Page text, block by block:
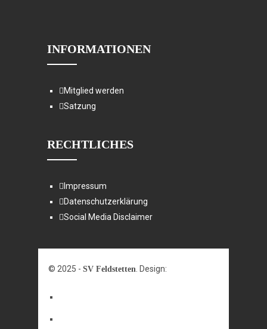
INFORMATIONEN
Mitglied werden
Satzung
RECHTLICHES
Impressum
Datenschutzerklärung
Social Media Disclaimer
© 2025 - SV Feldstetten . Design: